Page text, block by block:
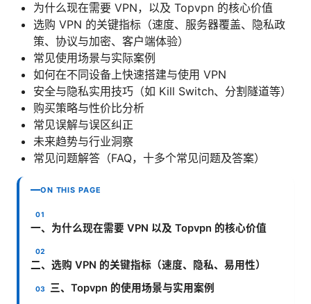
为什么现在需要 VPN，以及 Topvpn 的核心价值
选购 VPN 的关键指标（速度、服务器覆盖、隐私政
策、协议与加密、客户端体验）
常见使用场景与实际案例
如何在不同设备上快速搭建与使用 VPN
安全与隐私实用技巧（如 Kill Switch、分割隧道等）
购买策略与性价比分析
常见误解与误区纠正
未来趋势与行业洞察
常见问题解答（FAQ，十多个常见问题及答案）
ON THIS PAGE
一、为什么现在需要 VPN 以及 Topvpn 的核心价值
二、选购 VPN 的关键指标（速度、隐私、易用性）
三、Topvpn 的使用场景与实用案例